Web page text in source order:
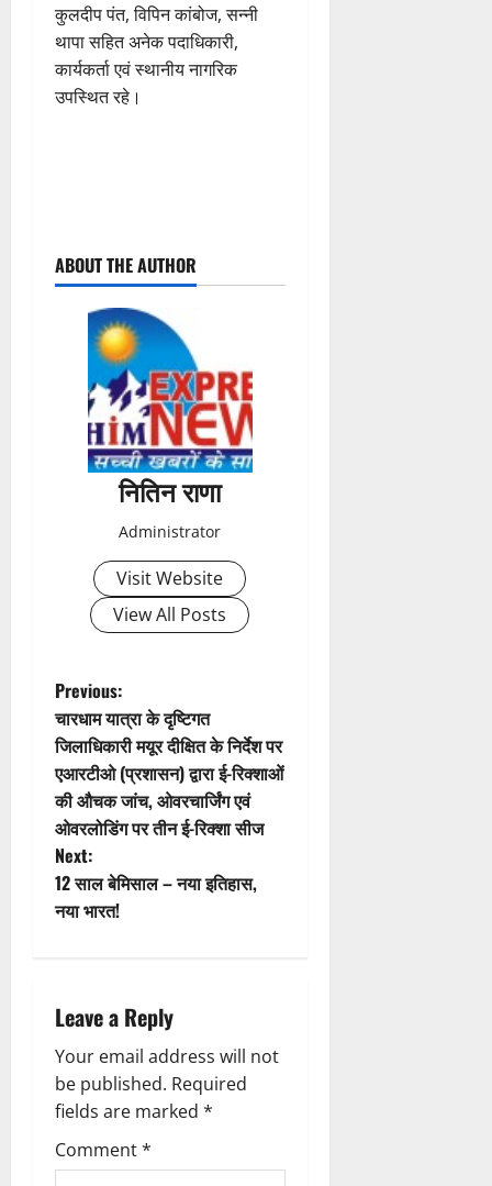
कुलदीप पंत, विपिन कांबोज, सन्नी
थापा सहित अनेक पदाधिकारी,
कार्यकर्ता एवं स्थानीय नागरिक
उपस्थित रहे।
o
t
i
o
n
ABOUT THE AUTHOR
नितिन राणा
Administrator
Visit Website
View All Posts
P
o
s
t
n
a
i
g
a
t
Previous:
चारधाम यात्रा के दृष्टिगत
जिलाधिकारी मयूर दीक्षित के निर्देश पर
एआरटीओ (प्रशासन) द्वारा ई-रिक्शाओं
की औचक जांच, ओवरचार्जिंग एवं
ओवरलोडिंग पर तीन ई-रिक्शा सीज
Next:
12 साल बेमिसाल – नया इतिहास,
नया भारत!
Leave a Reply
Your email address will not
be published. Required
fields are marked *
Comment*